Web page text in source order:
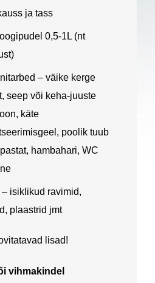
ja tass
0,5-1L (nt
– väike kerge
seep või keha-juuste
käte
poolik tuub
hambahari, WC
isiklikud ravimid,
plaastrid jmt
lisad!
vihmakindel